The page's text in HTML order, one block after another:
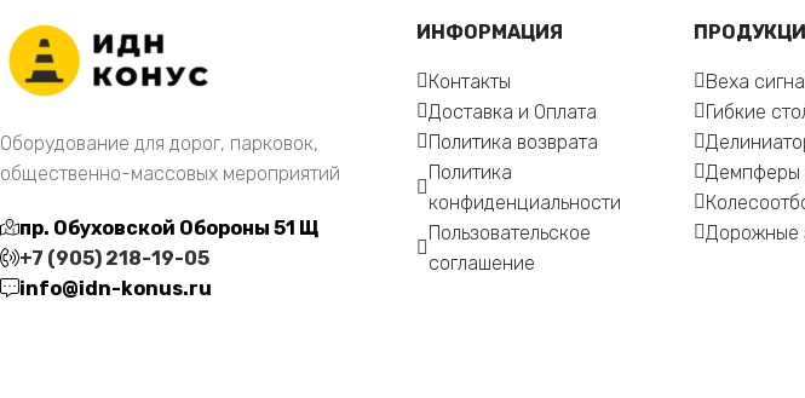
Оборудование для дорог, парковок,
общественно-массовых мероприятий
пр. Обуховской Обороны 51 Щ
+7 (905) 218-19-05
info@idn-konus.ru
ИНФОРМАЦИЯ
Контакты
Доставка и Оплата
Политика возврата
Политика
конфиденциальности
Пользовательское
соглашение
Веха
Гибкие
Демпферы
Дорожные